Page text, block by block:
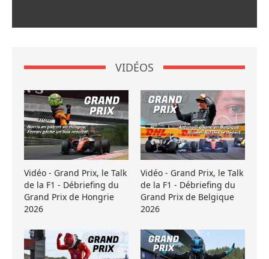
VIDÉOS
Vidéo - Grand Prix, le Talk
de la F1 - Débriefing du
Grand Prix de Hongrie
2026
Vidéo - Grand Prix, le Talk
de la F1 - Débriefing du
Grand Prix de Belgique
2026